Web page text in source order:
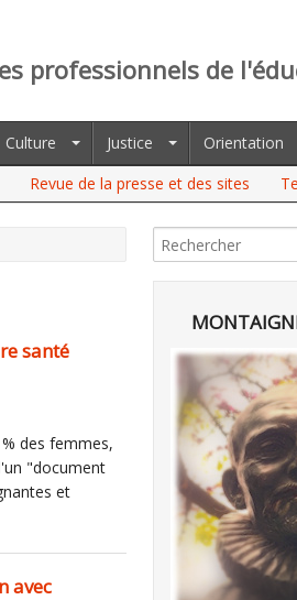
professionnels de
Culture Justice Orientation
Revue de la presse et des sites
santé
des femmes,
"document
et
avec